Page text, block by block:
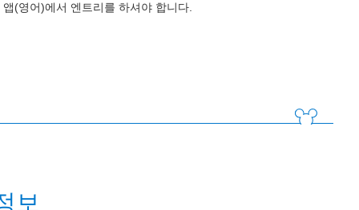
(영어)에서 엔트리를 하셔야 합니다.
보